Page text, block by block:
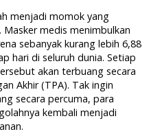
menjadi momok yang
medis menimbulkan
sebanyak kurang lebih 6,88
hari di seluruh dunia. Setiap
akan terbuang secara
Akhir (TPA). Tak ingin
secara percuma, para
kembali menjadi